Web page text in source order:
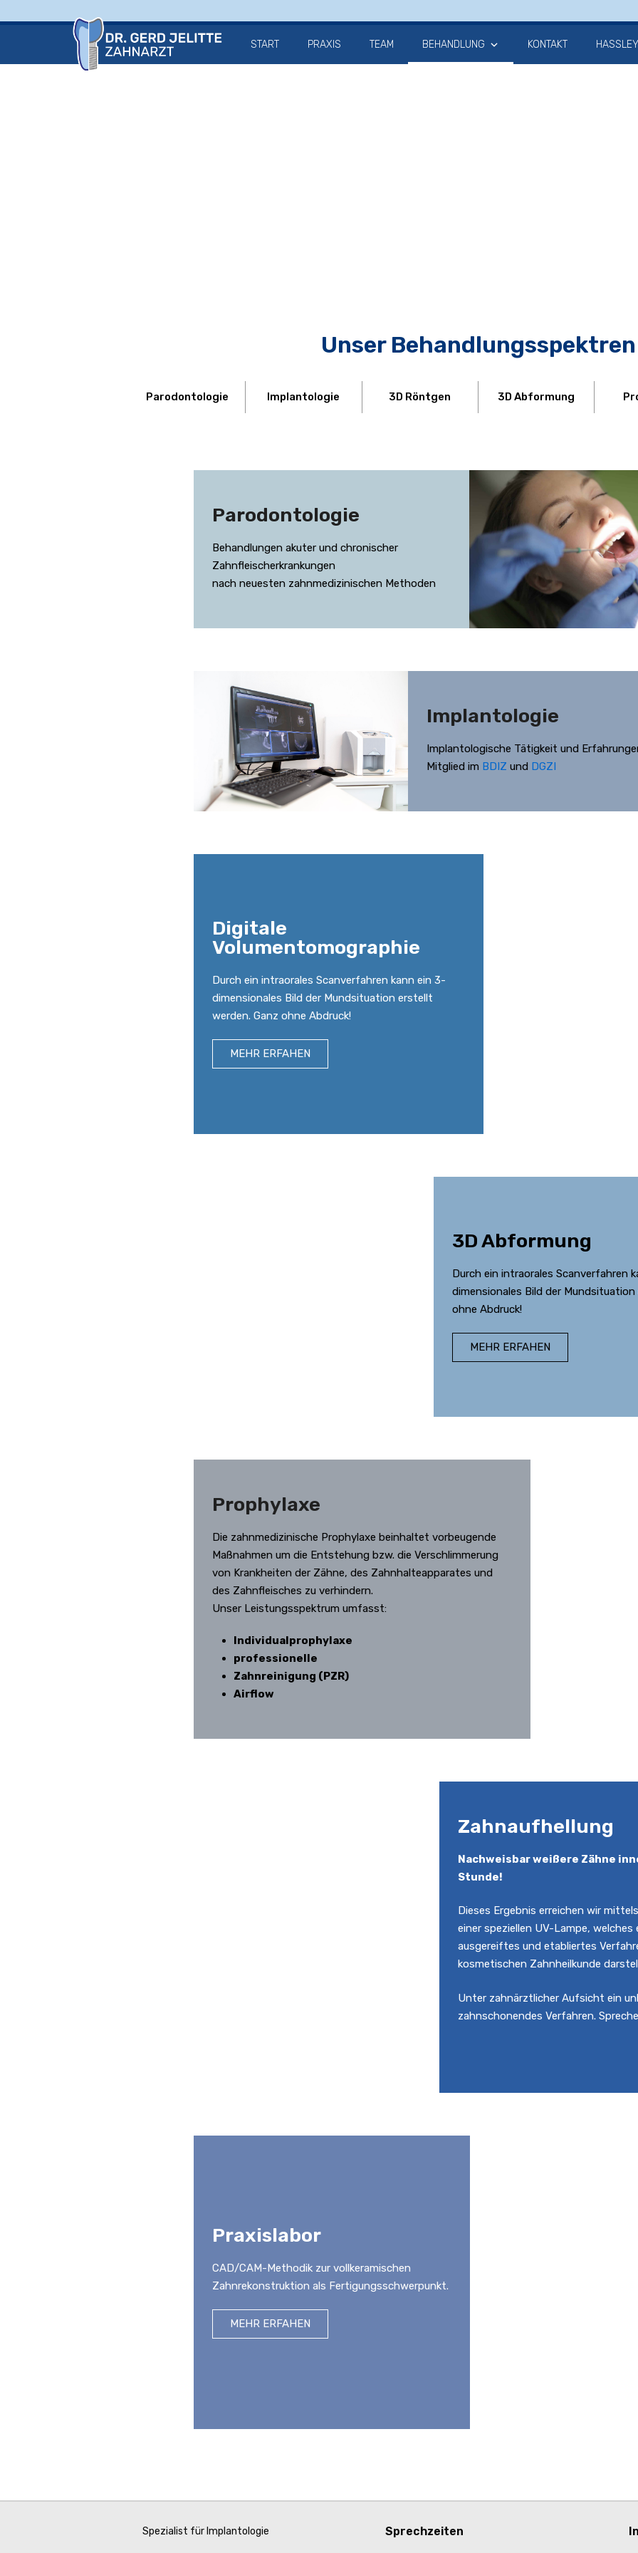
START PRAXIS TEAM BEHANDLUNG KONTAKT
Unser Behandlungs­spektren
Parodontologie Implantologie 3D Röntgen 3D Abformung
Parodontologie
Behandlungen akuter und chronischer
Zahnfleischerkrankungen
nach neuesten zahnmedizinischen Methoden
Implantologie
Implantologische Tätigkeit und
Mitglied im BDIZ und DGZI
Digitale
Volumentomographie
Durch ein intraorales Scanverfahren kann ein 3-
dimensionales Bild der Mundsituation erstellt
werden. Ganz ohne Abdruck!
MEHR ERFAHEN
3D Abformung
Durch ein intraorales Scanverfahren
dimensionales Bild der
ohne Abdruck!
MEHR ERFAHEN
Prophylaxe
Die zahnmedizinische Prophylaxe beinhaltet vorbeugende
Maßnahmen um die Entstehung bzw. die Verschlimmerung
von Krankheiten der Zähne, des Zahnhalteapparates und
des Zahnfleisches zu verhindern.
Unser Leistungsspektrum umfasst:
Individualprophylaxe
professionelle
Zahnreinigung (PZR)
Airflow
Zahnaufhellung
Nachweisbar weißere Zähne
Stunde!
Dieses Ergebnis erreichen wir
einer speziellen UV-Lampe, welches
ausgereiftes und etabliertes
kosmetischen Zahnheilkunde
Unter zahnärztlicher Aufsicht ein
zahnschonendes Verfahren.
Praxislabor
CAD/CAM-Methodik zur vollkeramischen
Zahnrekonstruktion als Fertigungsschwerpunkt.
MEHR ERFAHEN
Spezialist für Implantologie Sprechzeiten